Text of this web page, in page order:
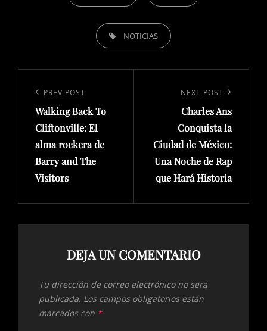
TAGS, NOTICIAS
entradas
Previous
Post
PREV POST
Walking Back To
Cliftonville: El
alma rockera de
Barry and The
Visitors
NEXT POST
Charles Ans
Conquista la
Ciudad de México:
Una Noche de Rap
que Hará Historia
DEJA UN COMENTARIO
Tu dirección de correo electrónico no será
publicada. Los campos obligatorios están
marcados con *